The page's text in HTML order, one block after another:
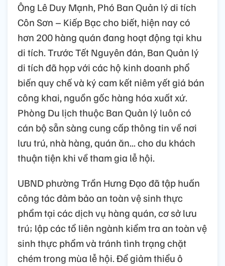
Ông Lê Duy Mạnh, Phó Ban Quản lý di tích
Côn Sơn – Kiếp Bạc cho biết, hiện nay có
hơn 200 hàng quán đang hoạt động tại khu
di tích. Trước Tết Nguyên đán, Ban Quản lý
di tích đã họp với các hộ kinh doanh phổ
biến quy chế và ký cam kết niêm yết giá bán
công khai, nguồn gốc hàng hóa xuất xứ.
Phòng Du lịch thuộc Ban Quản lý luôn có
cán bộ sẵn sàng cung cấp thông tin về nơi
lưu trú, nhà hàng, quán ăn... cho du khách
thuận tiện khi về tham gia lễ hội.
UBND phường Trần Hưng Đạo đã tập huấn
công tác đảm bảo an toàn vệ sinh thực
phẩm tại các dịch vụ hàng quán, cơ sở lưu
trú; lập các tổ liên ngành kiểm tra an toàn vệ
sinh thực phẩm và tránh tình trạng chặt
chém trong mùa lễ hội. Để giảm thiểu ô